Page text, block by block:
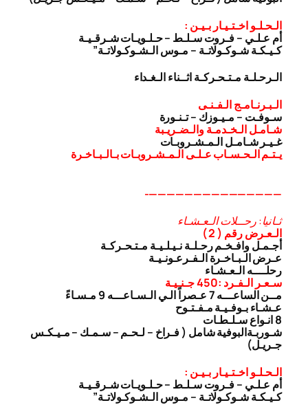
الـحـلـو اخـتـيـار بـيـن :
أم عـلـي – فـروت سـلـط – حـلـويـات شـرقـيـة
كـيـكـة شـوكـولاتـة – مـوس الـشـوكـولاتـة”
الـرحـلـة مـتـحـركـة اثــناء الـغـداء
الـبـرنـامـج الـفـنـى
سـوفـت – مـيـوزك – تـنـورة
شـامـل الـخـدمـة والـضـريـبة
غـيـر شـامـل الـمـشـروبـات
يـتـم الـحـسـاب عـلـى الـمـشـروبـات بـالـبـاخـرة
———————————————-
ثـانيا: رحــلات الـعـشـاء
الـعـرض رقم ( 2 )
أجـمـل وافـخـم رحـلـة نـيـلـيـة مـتـحـركـة
عـرض الـبـاخـرة الـفـرعـونـيـة
رحلــــه الـعـشـاء
سـعـر الـفـرد :450 جـنـيـة
مــن الساعـــه 7 عـصراً الـي الـسـاعـــه 9 مـسـاءً
عـشـاء بـوفـيـة مـفـتـوح
8 انـواع سـلـطـات
شـوربـةالبوفية شامل ( فـراخ – لـحـم – سـمـك – مـيـكـس
جـريـل)
الـحـلـو اخـتـيـار بـيـن :
أم عـلـي – فـروت سـلـط – حـلـويـات شـرقـيـة
كـيـكـة شـوكـولاتـة – مـوس الـشـوكـولاتـة”